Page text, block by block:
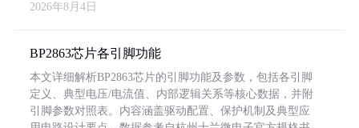
2026年8月4日
BP2863芯片各引脚功能
本文详细解析BP2863芯片的引脚功能及参数，包括各引脚
定义、典型电压/电流值、内部逻辑关系等核心数据，并附
引脚参数对照表。内容涵盖驱动配置、保护机制及典型应